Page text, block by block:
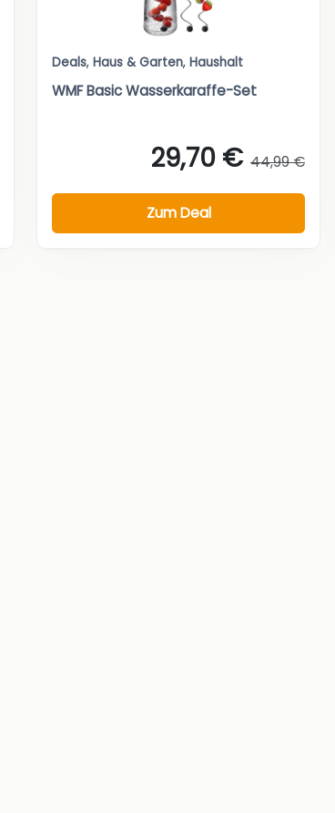
Deals, Haus & Garten, Haushalt
WMF Basic Wasserkaraffe-Set
29,70 € 44,99 €
Zum Deal